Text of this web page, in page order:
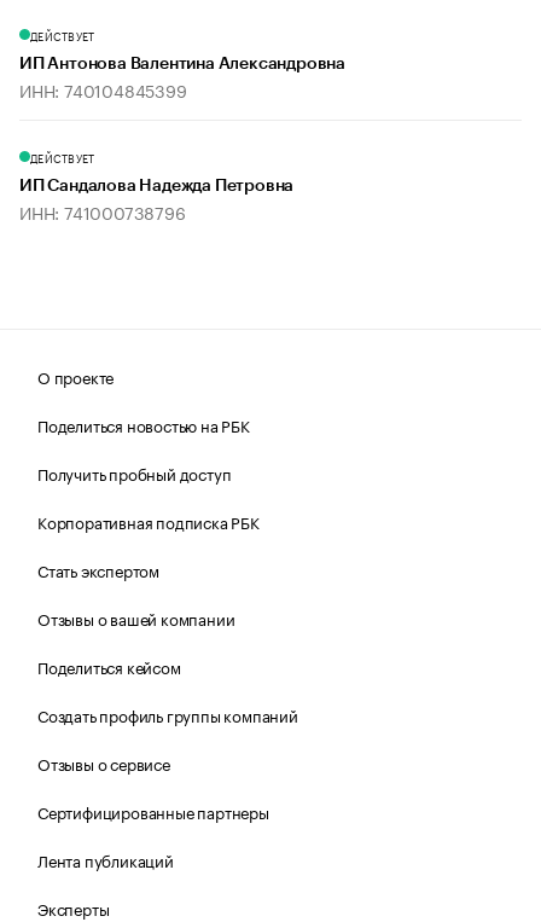
ДЕЙСТВУЕТ
ИП Антонова Валентина Александровна
ИНН: 740104845399
ДЕЙСТВУЕТ
ИП Сандалова Надежда Петровна
ИНН: 741000738796
О проекте
Поделиться новостью на РБК
Получить пробный доступ
Корпоративная подписка РБК
Стать экспертом
Отзывы о вашей компании
Поделиться кейсом
Создать профиль группы компаний
Отзывы о сервисе
Сертифицированные партнеры
Лента публикаций
Эксперты